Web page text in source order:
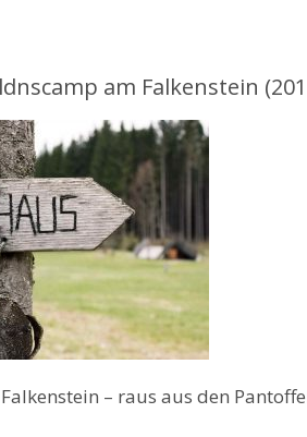
am Falkenstein
– raus aus den